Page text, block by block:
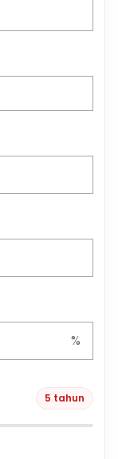
%
5 tahun